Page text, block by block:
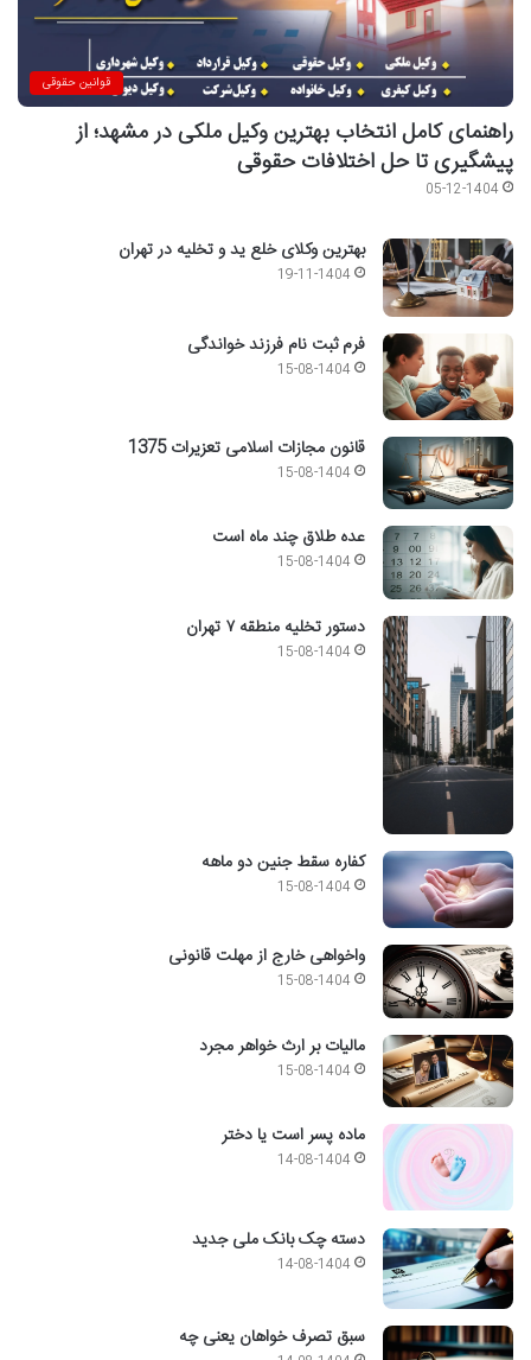
قوانین حقوقی
راهنمای کامل انتخاب بهترین وکیل ملکی در مشهد؛ از
پیشگیری تا حل اختلافات حقوقی
05-12-1404
بهترین وکلای خلع ید و تخلیه در تهران
19-11-1404
فرم ثبت نام فرزند خواندگی
15-08-1404
قانون مجازات اسلامی تعزیرات 1375
15-08-1404
عده طلاق چند ماه است
15-08-1404
دستور تخلیه منطقه ۷ تهران
15-08-1404
کفاره سقط جنین دو ماهه
15-08-1404
واخواهی خارج از مهلت قانونی
15-08-1404
مالیات بر ارث خواهر مجرد
15-08-1404
ماده پسر است یا دختر
14-08-1404
دسته چک بانک ملی جدید
14-08-1404
سبق تصرف خواهان یعنی چه